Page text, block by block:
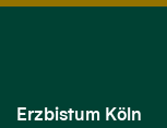
Erzbistum Köln